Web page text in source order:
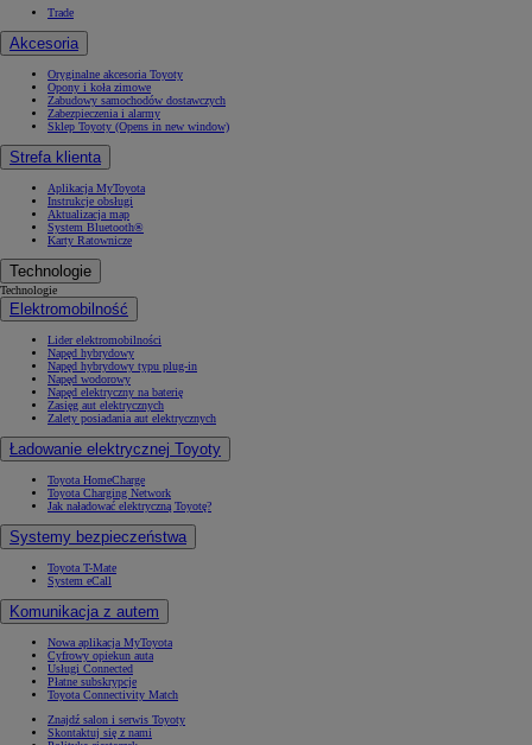
Trade
Akcesoria
Oryginalne akcesoria Toyoty
Opony i koła zimowe
Zabudowy samochodów dostawczych
Zabezpieczenia i alarmy
Sklep Toyoty (Opens in new window)
Strefa klienta
Aplikacja MyToyota
Instrukcje obsługi
Aktualizacja map
System Bluetooth®
Karty Ratownicze
Technologie
Technologie
Elektromobilność
Lider elektromobilności
Napęd hybrydowy
Napęd hybrydowy typu plug-in
Napęd wodorowy
Napęd elektryczny na baterię
Zasięg aut elektrycznych
Zalety posiadania aut elektrycznych
Ładowanie elektrycznej Toyoty
Toyota HomeCharge
Toyota Charging Network
Jak naładować elektryczną Toyotę?
Systemy bezpieczeństwa
Toyota T-Mate
System eCall
Komunikacja z autem
Nowa aplikacja MyToyota
Cyfrowy opiekun auta
Usługi Connected
Płatne subskrypcje
Toyota Connectivity Match
Znajdź salon i serwis Toyoty
Skontaktuj się z nami